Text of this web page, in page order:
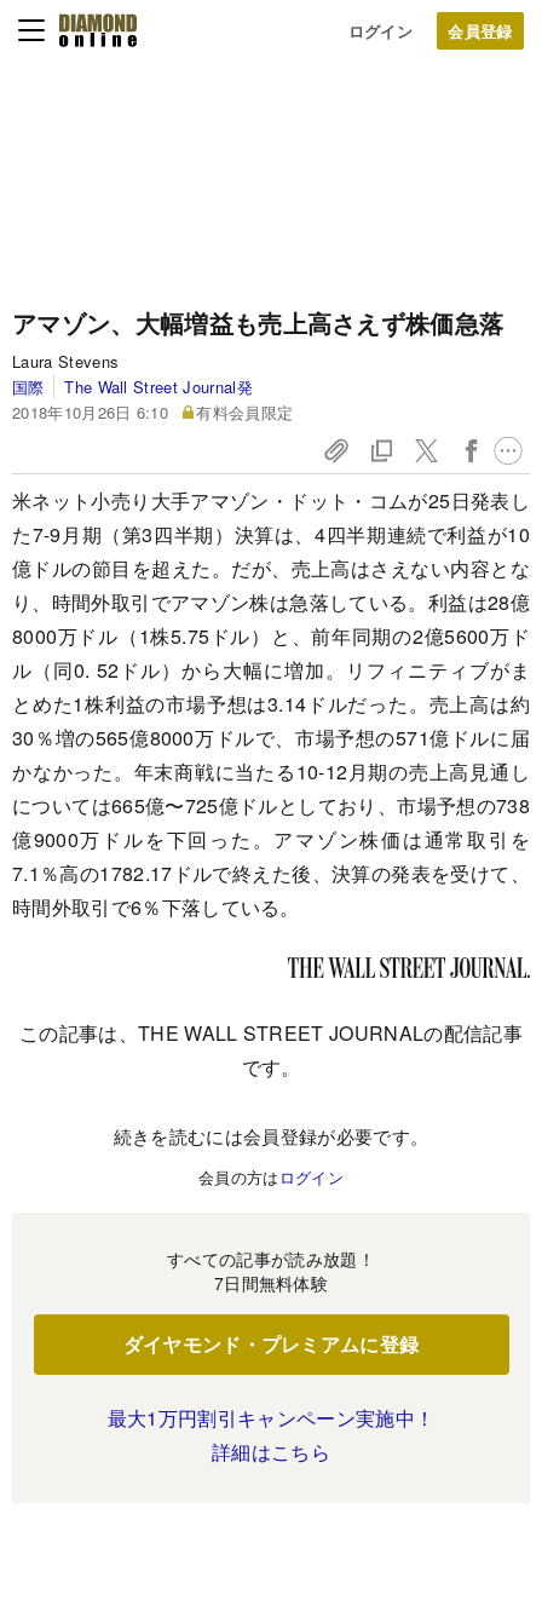
ログイン
アマゾン、大幅増益も売上高さえず株価急落
Laura Stevens
国際
The Wall Street Journal発
2018年10月26日 6:10
有料会員限定
米ネット小売り大手アマゾン・ドット・コムが25日発表し
た7-9月期（第3四半期）決算は、4四半期連続で利益が10
億ドルの節目を超えた。だが、売上高はさえない内容とな
り、時間外取引でアマゾン株は急落している。利益は28億
8000万ドル（1株5.75ドル）と、前年同期の2億5600万ド
ル（同0. 52ドル）から大幅に増加。リフィニティブがま
とめた1株利益の市場予想は3.14ドルだった。売上高は約
30％増の565億8000万ドルで、市場予想の571億ドルに届
かなかった。年末商戦に当たる10-12月期の売上高見通し
については665億〜725億ドルとしており、市場予想の738
億9000万ドルを下回った。アマゾン株価は通常取引を
7.1％高の1782.17ドルで終えた後、決算の発表を受けて、
時間外取引で6％下落している。
この記事は、THE WALL STREET JOURNALの配信記事
です。
続きを読むには会員登録が必要です。
会員の方は ログイン
すべての記事が読み放題！
7日間無料体験
ダイヤモンド・プレミアムに登録
最大1万円割引キャンペーン実施中！
詳細はこちら